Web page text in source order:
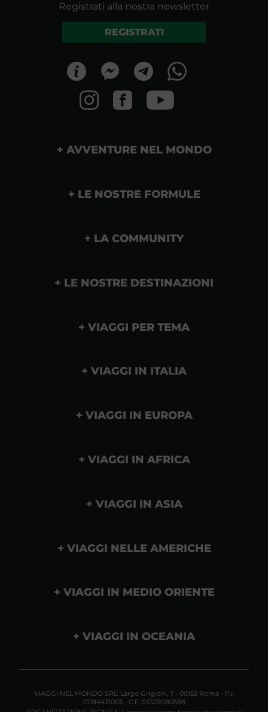
Registrati alla nostra newsletter
REGISTRATI
AVVENTURE NEL MONDO
LE NOSTRE FORMULE
LA COMMUNITY
LE NOSTRE DESTINAZIONI
VIAGGI PER TEMA
VIAGGI IN ITALIA
VIAGGI IN EUROPA
VIAGGI IN AFRICA
VIAGGI IN ASIA
VIAGGI NELLE AMERICHE
VIAGGI IN MEDIO ORIENTE
VIAGGI IN OCEANIA
VIAGGI NEL MONDO SRL: Largo Grigioni, 7 - 00152 Roma - P.I.
01184431003 - C.F. 03329080588